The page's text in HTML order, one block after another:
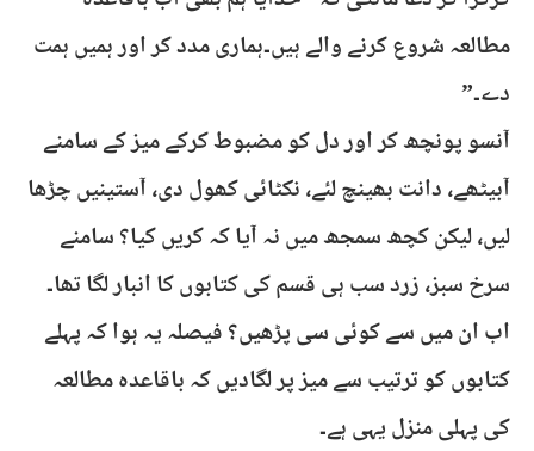
مطالعہ شروع کرنے والے ہیں۔ہماری مدد کر اور ہمیں ہمت
دے۔”
آنسو پونچھ کر اور دل کو مضبوط کرکے میز کے سامنے
آبیٹھے، دانت بھینچ لئے، نکٹائی کھول دی، آستینیں چڑھا
لیں، لیکن کچھ سمجھ میں نہ آيا کہ کریں کیا؟ سامنے
سرخ سبز، زرد سب ہی قسم کی کتابوں کا انبار لگا تھا۔
اب ان میں سے کوئی سی پڑھیں؟ فیصلہ یہ ہوا کہ پہلے
کتابوں کو ترتیب سے میز پر لگادیں کہ باقاعدہ مطالعہ
کی پہلی منزل یہی ہے۔